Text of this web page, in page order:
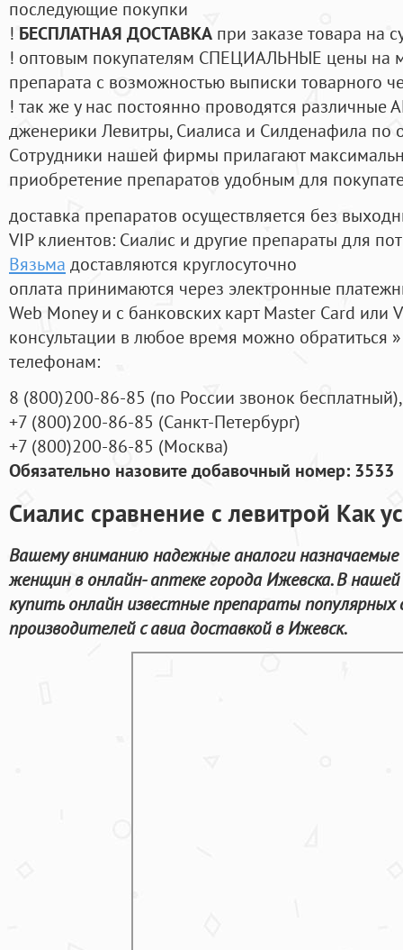
последующие покупки
! БЕСПЛАТНАЯ ДОСТАВКА при заказе товара на
! оптовым покупателям СПЕЦИАЛЬНЫЕ цены на
препарата с возможностью выписки товарного
! так же у нас постоянно проводятся
дженерики Левитры, Сиалиса и Силденафила по
Cотрудники нашей фирмы прилагают
приобретение препаратов удобным для
доставка препаратов осуществляется без
VIP клиентов: Сиалис и другие препараты для
Вязьма доставляются круглосуточно
оплата принимаются через электронные
Web Money и с банковских карт Master Card или
консультации в любое время можно обратиться
телефонам:
8 (800)200-86-85 (по России звонок бесплатный),
+7 (800)200-86-85 (Санкт-Петербург)
+7 (800)200-86-85 (Москва)
Обязательно назовите добавочный номер: 3533
Сиалис сравнение с левитрой Как
Вашему вниманию надежные аналоги
женщин в онлайн- аптеке города Ижевска. В
купить онлайн известные препараты популярных
производителей с авиа доставкой в Ижевск.